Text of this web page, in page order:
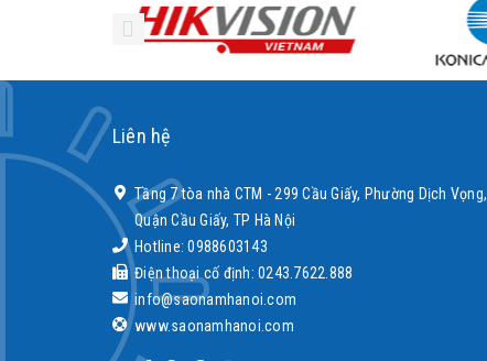
Liên hệ
Tầng 7 tòa nhà CTM - 299 Cầu Giấy, Phường Dịch Vọng,
Quận Cầu Giấy, TP Hà Nội
Hotline: 0988603143
Điện thoại cố định: 0243.7622.888
info@saonamhanoi.com
www.saonamhanoi.com